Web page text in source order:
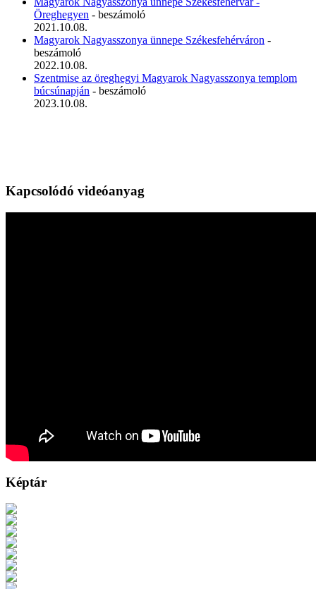
Öreghegyen - beszámoló
2021.10.08.
Magyarok Nagyasszonya ünnepe Székesfehérváron -
beszámoló
2022.10.08.
Szentmise az öreghegyi Magyarok Nagyasszonya templom
búcsúnapján - beszámoló
2023.10.08.
Kapcsolódó videóanyag
Képtár